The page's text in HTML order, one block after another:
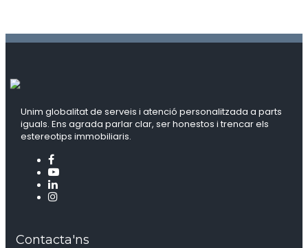
Unim globalitat de serveis i atenció personalitzada a parts
iguals. Ens agrada parlar clar, ser honestos i trencar els
estereotips immobiliaris.
Contacta'ns